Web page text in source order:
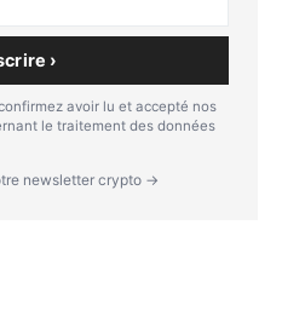
›
avoir lu et accepté nos
le traitement des données
newsletter crypto →